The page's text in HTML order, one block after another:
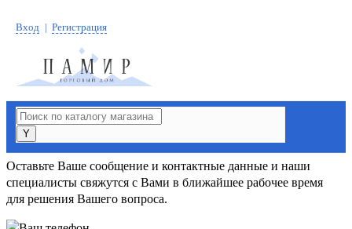
Вход Регистрация
Заказать звонок
Оставьте Ваше сообщение и контактные данные и наши
специалисты свяжутся с Вами в ближайшее рабочее время
для решения Вашего вопроса.